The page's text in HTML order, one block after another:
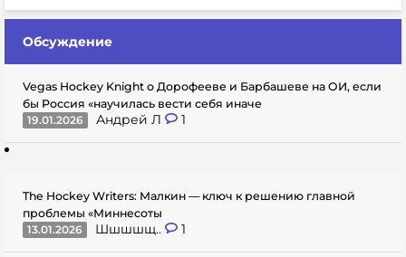
Обсуждение
Vegas Hockey Knight о Дорофееве и Барбашеве на ОИ, если
бы Россия «научилась вести себя иначе
19.01.2026
Андрей Л 1
The Hockey Writers: Малкин — ключ к решению главной
проблемы «Миннесоты
13.01.2026
Шшшшщ.. 1